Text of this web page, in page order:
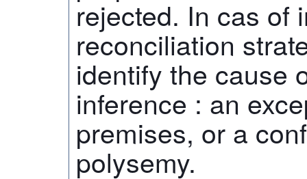
rejected. In cas of
reconciliation
identify the cause
inference : an
premises, or a
polysemy.